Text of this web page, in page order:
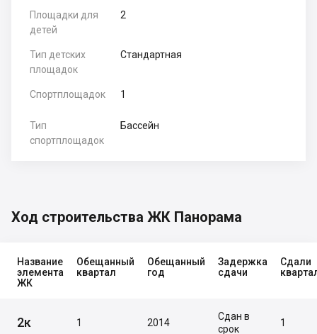
Площадки для
детей
2
Тип детских
площадок
Стандартная
Спортплощадок 1
Тип
спортплощадок
Бассейн
Ход строительства ЖК Панорама
Название
элемента
ЖК
Обещанный
квартал
Обещанный
год
Задержка
сдачи
Сдали
2к 1 2014
Сдан в
срок
1